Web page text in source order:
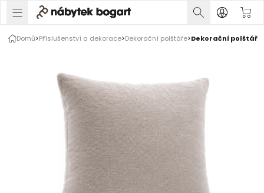
Domů Příslušenství a dekorace Dekorační polštáře Dekorační polštář